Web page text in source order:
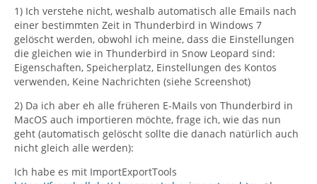
1) Ich verstehe nicht, weshalb automatisch alle Emails nach
einer bestimmten Zeit in Thunderbird in Windows 7
gelöscht werden, obwohl ich meine, dass die Einstellungen
die gleichen wie in Thunderbird in Snow Leopard sind:
Eigenschaften, Speicherplatz, Einstellungen des Kontos
verwenden, Keine Nachrichten (siehe Screenshot)
2) Da ich aber eh alle früheren E-Mails von Thunderbird in
MacOS auch importieren möchte, frage ich, wie das nun
geht (automatisch gelöscht sollte die danach natürlich auch
nicht gleich alle werden):
Ich habe es mit ImportExportTools